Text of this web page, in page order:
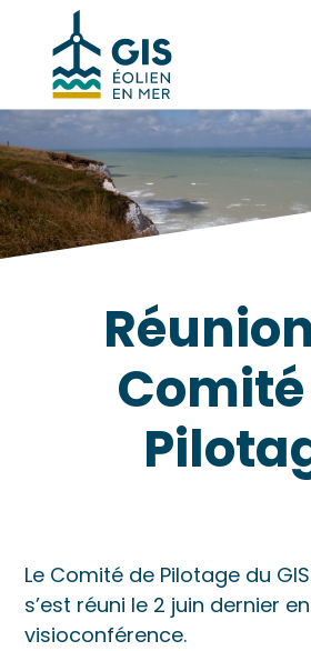
contenu
en
Mer
Le Comité de Pilotage du
s’est réuni le 2 juin dernier en
visioconférence.